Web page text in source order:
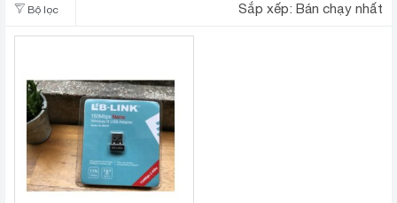
Bộ lọc Sắp xếp: Bán chạy nhất